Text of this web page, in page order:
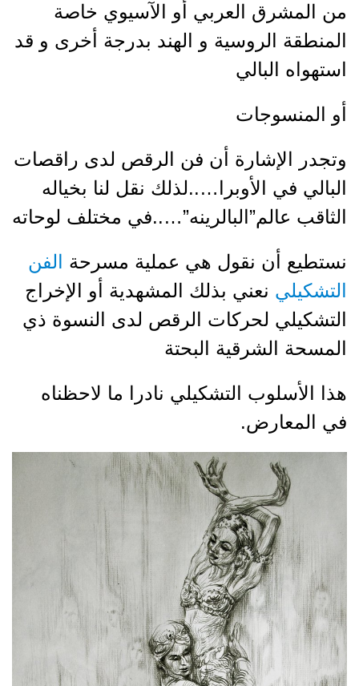
من المشرق العربي أو الآسيوي خاصة
المنطقة الروسية و الهند بدرجة أخرى و قد
استهواه البالي
أو المنسوجات
وتجدر الإشارة أن فن الرقص لدى راقصات
البالي في الأوبرا…..لذلك نقل لنا بخياله
الثاقب عالم”البالرينه”…..في مختلف لوحاته
نستطيع أن نقول هي عملية مسرحة
الفن
التشكيلي نعني بذلك المشهدية أو الإخراج
التشكيلي لحركات الرقص لدى النسوة ذي
المسحة الشرقية البحتة
هذا الأسلوب التشكيلي نادرا ما لاحظناه
في المعارض.